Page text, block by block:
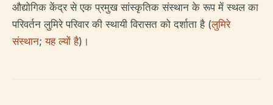
औद्योगिक केंद्र से एक प्रमुख सांस्कृतिक संस्थान के रूप में स्थल का
परिवर्तन लुमिरे परिवार की स्थायी विरासत को दर्शाता है (लुमिरे
संस्थान;यह ल्यों है)।